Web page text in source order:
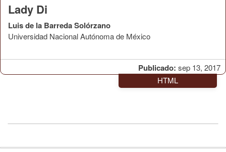
Publicado: sep 13, 2017
Lady Di
Luis de la Barreda Solórzano
Universidad Nacional Autónoma de México
HTML